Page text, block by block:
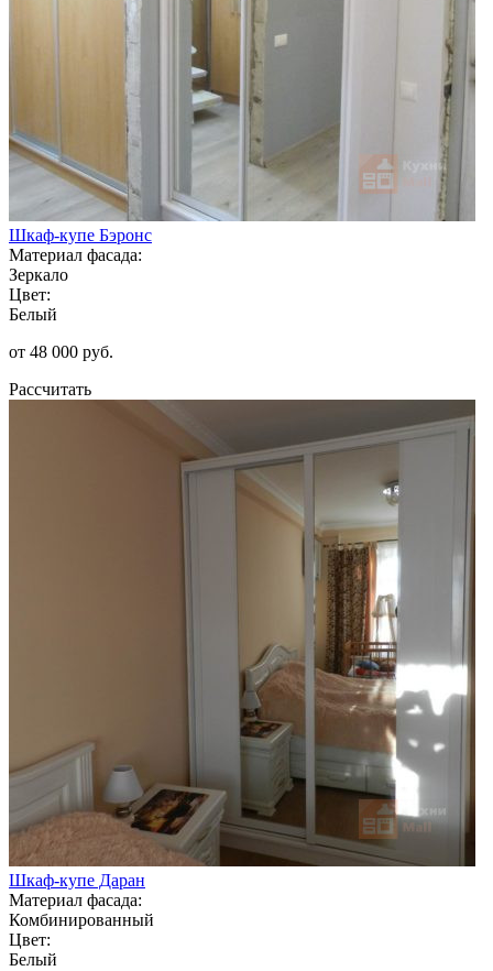
Шкаф-купе Бэронс
Материал фасада:
Зеркало
Цвет:
Белый
от 48 000 руб.
Рассчитать
Шкаф-купе Даран
Материал фасада:
Комбинированный
Цвет:
Белый